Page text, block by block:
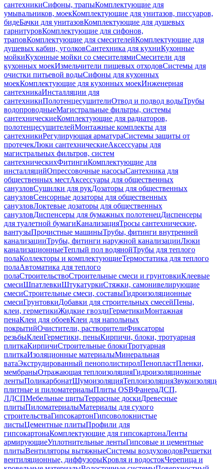
сантехникиСифоны, трапыКомплектующие для
умывальников, моекКомплектующие для унитазов, писсуаров,
бидеБачки для унитазовКомплектующие для душевых
гарнитуровКомплектующие для сифонов,
траповКомплектующие для смесителейКомплектующие для
душевых кабин, уголковСантехника для кухниКухонные
мойкиКухонные мойки со смесителямиСмесители для
кухонных моекИзмельчители пищевых отходовСистемы для
очистки питьевой водыСифоны для кухонных
моекКомплектующие для кухонных моекИнженерная
сантехникаИнсталляции для
сантехникиПолотенцесушителиОтвод и подвод водыТрубы
водопроводныеМагистральные фильтры, системы
сантехническиеКомплектующие для радиаторов,
полотенцесушителейМонтажные комплекты для
сантехникиРегулирующая арматураСистемы защиты от
протечекЛюки сантехническиеАксессуары для
магистральных фильтров, систем
сантехническихФитингиКомплектующие для
инсталляцийОпрессовочные насосыСантехника для
общественных местАксессуары для общественных
санузловСушилки для рукДозаторы для общественных
санузловСенсорные дозаторы для общественных
санузловЛоктевые дозаторы для общественных
санузловДиспенсеры для бумажных полотенецДиспенсеры
для туалетной бумагиКанализацияТросы сантехнические,
вантузыПрочистные машиныТрубы, фитинги внутренней
канализацииТрубы, фитинги наружной канализацииЛюки
канализационныеТеплый пол водянойТрубы для теплого
полаКоллекторы и комплектующиеТермостатика для теплого
полаАвтоматика для теплого
полаСтроительствоСтроительные смеси и грунтовкиКлеевые
смесиШпатлевкиШтукатуркиСтяжки, самонивелирующие
смесиСтроительные смеси, составыГидроизоляционные
смесиГрунтовкиДобавки для строительных смесейПены,
клеи, герметикиЖидкие гвоздиГерметикиМонтажная
пенаКлеи для обоевКлеи для напольных
покрытийОчистители, растворителиФиксаторы
резьбыКлеиГерметики, пеныКирпичи, блоки, тротуарная
плиткаКирпичиСтроительные блокиТротуарная
плиткаИзоляционные материалыМинеральная
ватаЭкструдированный пенополистиролПенопластПленки,
мембраныОтражающая теплоизоляцияГидроизоляционные
лентыПоликарбонатШумоизоляцияТеплоизоляция
плитные и пиломатериалыПлиты OSBФанераДСП,
ЛДСПМебельные щитыТеррасные доскиДревесные
плитыПиломатериалыМатериалы для сухого
строительстваГипсокартонГипсоволокнистые
листыЦементные плитыПрофили для
гипсокартонаКомплектующие для гипсокартонаЛенты
армирующиеУплотнительные лентыГипсовые и цементные
плитыВентиляторы вытяжныеСистемы воздуховодовРешетки
вентиляционные, диффузорыКровля и водостокЧерепица и